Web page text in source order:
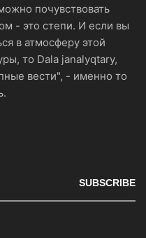
почувствовать
- это степи. И если вы
в атмосферу этой
то Dala janalyqtary,
вести", - именно то
SUBSCRIBE